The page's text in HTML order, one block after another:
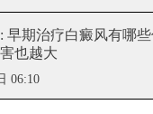
: 早期治疗白癜风有哪
也越大
06:10